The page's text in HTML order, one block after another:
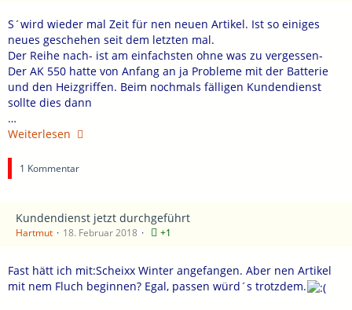
S´wird wieder mal Zeit für nen neuen Artikel. Ist so einiges
neues geschehen seit dem letzten mal.
Der Reihe nach- ist am einfachsten ohne was zu vergessen-
Der AK 550 hatte von Anfang an ja Probleme mit der Batterie
und den Heizgriffen. Beim nochmals fälligen Kundendienst
sollte dies dann
…
Weiterlesen
1 Kommentar
Kundendienst jetzt durchgeführt
Hartmut 18. Februar 2018 +1
Fast hätt ich mit:Scheixx Winter angefangen. Aber nen Artikel
mit nem Fluch beginnen? Egal, passen würd´s trotzdem.